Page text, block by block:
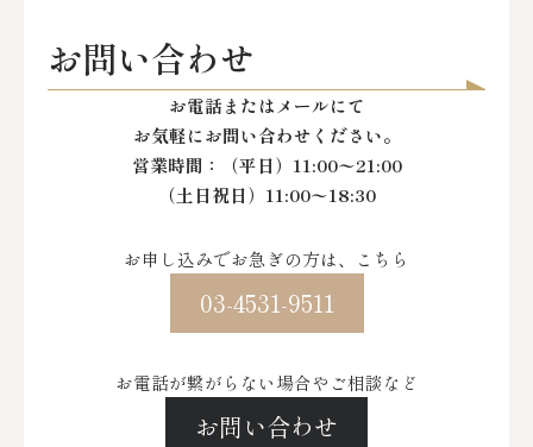
お問い合わせ
お電話またはメールにて
お気軽にお問い合わせください。
営業時間：
（平日）11:00〜21:00
（土日祝日）11:00〜18:30
お申し込みでお急ぎの方は、こちら
03-4531-9511
お電話が繋がらない場合やご相談など
お問い合わせ